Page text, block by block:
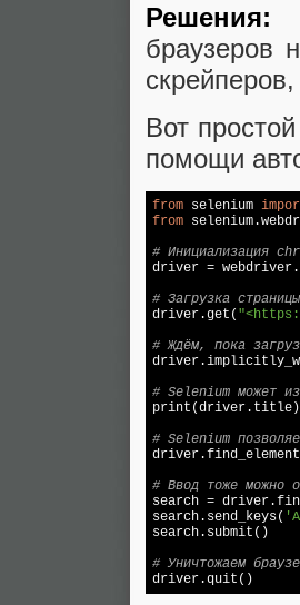
Решения:
браузеров
Вот
помощи
from selenium
from
# Инициализация
driver =
# Загрузка страницы
driver.get(
# Ждём, пока
# Selenium может
print(driver.title)
# Selenium
# Ввод тоже можно
search =
search.send_keys(
search.submit()
# Уничтожаем
driver.quit()